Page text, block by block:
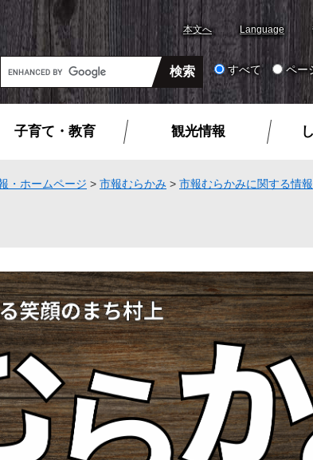
本文へ Language
G
o
o
カ
索
すべて ペー
子育て・教育 観光情報
・ホームページ > 市報むらかみ > 市報むらかみに関する情報